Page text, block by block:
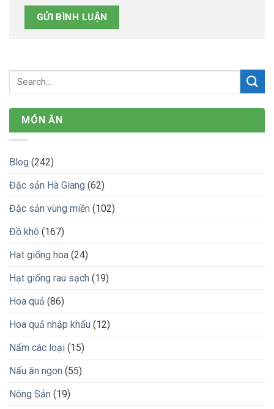
MÓN ĂN
Blog (242)
Đặc sản Hà Giang (62)
Đặc sản vùng miền (102)
Đồ khô (167)
Hạt giống hoa (24)
Hạt giống rau sạch (19)
Hoa quả (86)
Hoa quả nhập khẩu (12)
Nấm các loại (15)
Nấu ăn ngon (55)
Nông Sản (19)